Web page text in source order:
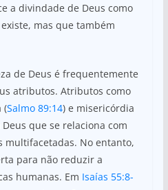
a divindade de Deus como
mas que também
de Deus é frequentemente
atributos. Atributos como
(Salmo 89:14) e misericórdia
que se relaciona com
multifacetadas. No entanto,
para não reduzir a
humanas. Em Isaías 55:8-